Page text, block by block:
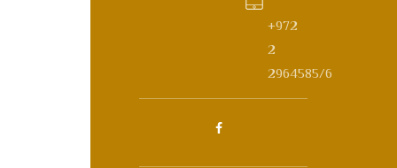
+972
2
2964585/6